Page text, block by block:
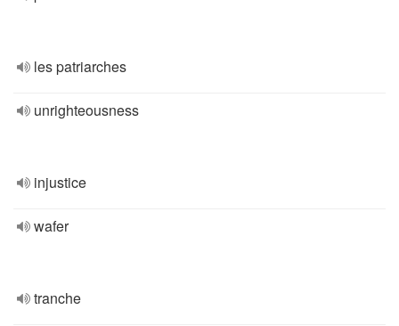
les patriarches
unrighteousness
injustice
wafer
tranche